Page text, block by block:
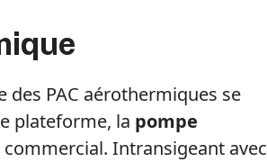
PAC aérothermiques se
plateforme, la pompe
Intransigeant avec